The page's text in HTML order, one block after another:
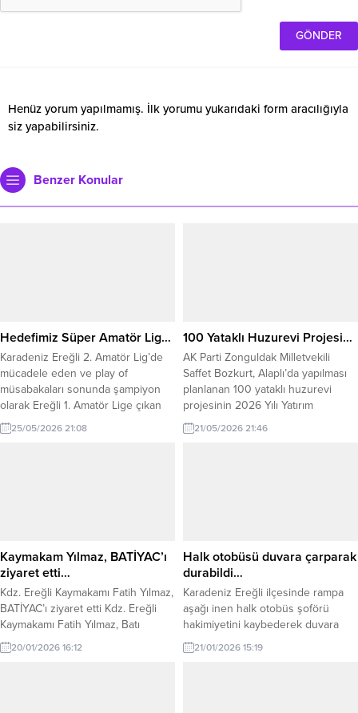
Henüz yorum yapılmamış. İlk yorumu yukarıdaki form aracılığıyla
siz yapabilirsiniz.
Benzer Konular
Hedefimiz Süper Amatör Lig…
Karadeniz Ereğli 2. Amatör Lig’de
mücadele eden ve play of
müsabakaları sonunda şampiyon
olarak Ereğli 1. Amatör Lige çıkan
Kdz Ereğli Spor (KES) Başkan Vekili
Can Yaman sezon sonu
25/05/2026 21:08
100 Yataklı Huzurevi Projesi…
AK Parti Zonguldak Milletvekili
Saffet Bozkurt, Alaplı’da yapılması
planlanan 100 yataklı huzurevi
projesinin 2026 Yılı Yatırım
Programı’na alındığını duyurdu.
Projenin, yaşlı vatandaşların daha
vurgulayarak, onların yaşam
kalitesini artıracak sosyal...
21/05/2026 21:46
Kaymakam Yılmaz, BATİYAC’ı
ziyaret etti…
Kdz. Ereğli Kaymakamı Fatih Yılmaz,
BATİYAC’ı ziyaret etti Kdz. Ereğli
Kaymakamı Fatih Yılmaz, Batı
Karadeniz İnternet Gazetecileri ve
Yazarları Cemiyeti’ni (BATİYAC)
20/01/2026 16:12
Halk otobüsü duvara çarparak
durabildi…
Karadeniz Ereğli ilçesinde rampa
aşağı inen halk otobüs şoförü
hakimiyetini kaybederek duvara
çarparak durabildi. Kaza ilçeye bağlı
Kestaneci mahallesinde meydana
21/01/2026 15:19